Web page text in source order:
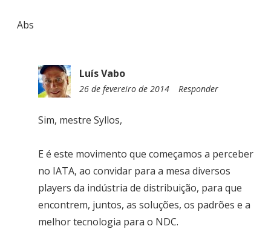
Abs
Luís Vabo
26 de fevereiro de 2014
1Responder
Sim, mestre Syllos,
E é este movimento que começamos a perceber
no IATA, ao convidar para a mesa diversos
players da indústria de distribuição, para que
encontrem, juntos, as soluções, os padrões e a
melhor tecnologia para o NDC.